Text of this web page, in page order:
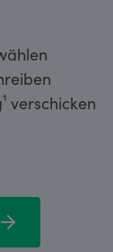
verschicken